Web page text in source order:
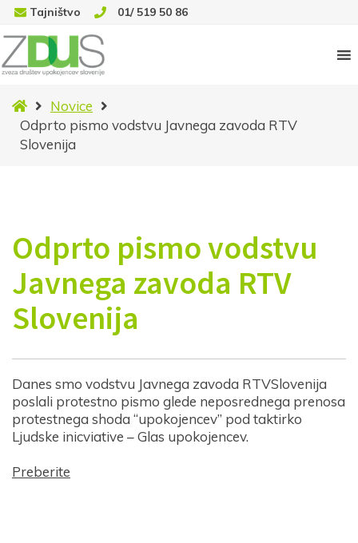
Tajništvo 01/ 519 50 86
DomovNovice
Odprto pismo vodstvu Javnega zavoda RTV
Slovenija
Odprto pismo vodstvu
Javnega zavoda RTV
Slovenija
Danes smo vodstvu Javnega zavoda RTVSlovenija
poslali protestno pismo glede neposrednega prenosa
protestnega shoda “upokojencev” pod taktirko
Ljudske inicviative – Glas upokojencev.
Preberite